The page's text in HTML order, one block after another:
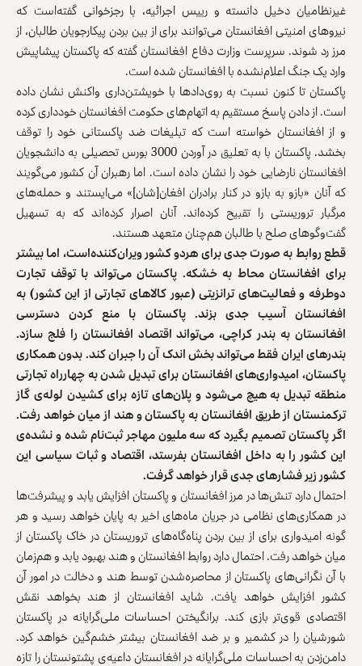
غیرنظامیان دخیل دانسته و رییس اجرائیه، با رجزخوانی گفته‌است که
نیروهای امنیتی افغانستان می‌توانند برای از بین بردن پیکارجویان طالبان، از
مرز رد شوند. سرپرست وزارت دفاع افغانستان گفته که پاکستان پیشاپیش
وارد یک جنگ اعلام‌نشده با افغانستان شده‌ است.
پاکستان تا کنون نسبت به روی‌دادها با خویشتن‌داری واکنش نشان داده
است. از دادن پاسخ مستقیم به اتهام‌های حکومت افغانستان خودداری کرده‌
و از افغانستان خواسته است که تبلیغات ضد پاکستانی خود را توقف
بخشد. پاکستان با به تعلیق در آوردن 3000 بورس تحصیلی به دانشجویان
افغانستان نارضایی خود را نشان داده است. اما رهبران آن کشور می‌گویند
که آنان «بازو به بازو در کنار برادران افغان‌[شان]» می‌ایستند و حمله‌های
مرگبار تروریستی را تقبیح کرده‌‌اند. آنان اصرار کرده‌اند که به تسهیل
گفت‌وگوهای صلح با طالبان هم‌چنان متعهد هستند.
قطع روابط به صورت جدی برای هردو کشور ویران‌کننده‌است، اما بیشتر
برای افغانستان محاط به خشکه. پاکستان می‌تواند با توقف تجارت
دوطرفه و فعالیت‌های ترانزیتی (عبور کالاهای تجارتی از این کشور) به
افغانستان آسیب جدی بزند. پاکستان با منع کردن دسترسی
افغانستان به بندر کراچی، می‌تواند اقتصاد افغانستان را فلج سازد.
بندرهای ایران فقط می‌تواند بخش اندک آن را جبران کند. بدون همکاری
پاکستان، امیدواری‌های افغانستان برای تبدیل شدن به چهارراه تجارتی
منطقه تبدیل به هیچ می‌شود و پلان‌های تازه برای کشیدن لوله‌ی گاز
ترکمنستان از طریق افغانستان به پاکستان و هند از میان خواهد رفت.
اگر پاکستان تصمیم بگیرد که سه ملیون مهاجر ثبت‌نام شده و نشده‌ی
این کشور را به داخل افغانستان بفرستد، اقتصاد و ثبات سیاسی این
کشور زیر فشارهای جدی قرار خواهد گرفت.
احتمال دارد تنش‌ها در مرز افغانستان و پاکستان افزایش یابد و پیشرفت‌ها
در همکاری‌های نظامی در جریان ماه‌های اخیر به پایان خواهد رسید و هر
گونه امیدواری برای از بین بردن پناه‌گاه‌های تروریستان در خاک پاکستان از
میان خواهد رفت. احتمال دارد روابط افغانستان و هند بهبود یابد و هم‌زمان
با آن نگرانی‌های پاکستان از محاصره‌شدن توسط هند و دخالت در امور آن
کشور افزایش خواهد یافت. شاید افغانستان از هند بخواهد نقش
اقتصادی قوی‌تر بازی کند. برانگیختن احساسات ملی‌گرایانه در پاکستان
شورشیان را در کشمیر و بر ضد افغانستان بیشتر خشم‌گین خواهد کرد.
دامن‌زدن به احساسات ملی‌گرایانه در افغانستان داعیه‌ی پشتونستان را تازه